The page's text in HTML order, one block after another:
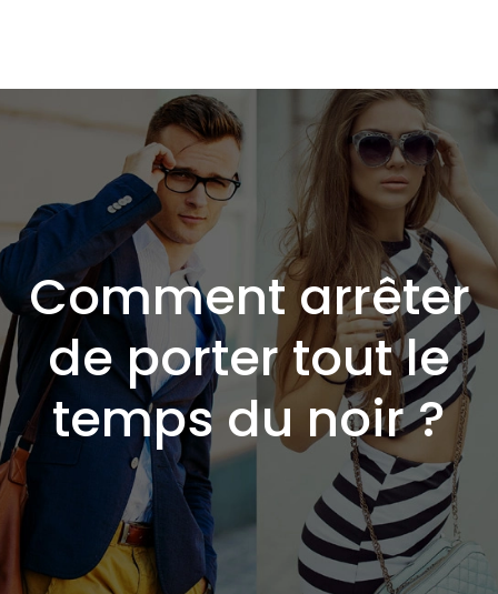
Comment arrêter
de porter tout le
temps du noir ?